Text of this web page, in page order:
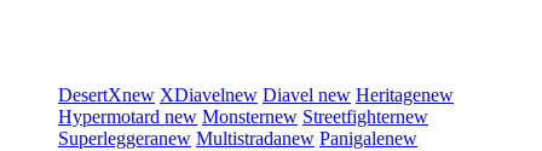
DesertXnew XDiavelnew Diavel new Heritagenew
Hypermotard new Monsternew Streetfighternew
Superleggeranew Multistradanew Panigalenew